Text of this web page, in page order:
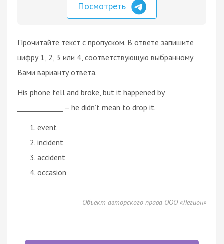
Посмотреть
Прочитайте текст с пропуском. В ответе запишите
цифру 1, 2, 3 или 4, соответствующую выбранному
Вами варианту ответа.
His phone fell and broke, but it happened by
_____________ – he didn’t mean to drop it.
event
incident
accident
occasion
Объект авторского права ООО «Легион»